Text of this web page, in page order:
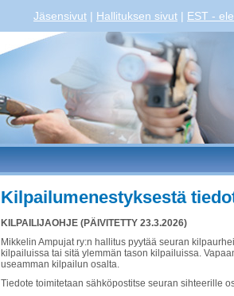
Jäsensivut | Hallituksen sivut | EST -
Kilpailumenestyksestä
KILPAILIJAOHJE (PÄIVITETTY 23.3.2026)
Mikkelin Ampujat ry:n hallitus pyytää seuran
kilpailuissa tai sitä ylemmän tason kilpailuissa.
useamman kilpailun osalta.
Tiedote toimitetaan sähköpostitse seuran sihteerille